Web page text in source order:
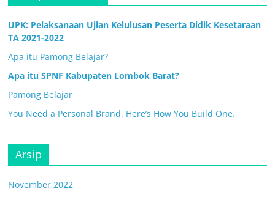
UPK: Pelaksanaan Ujian Kelulusan Peserta Didik Kesetaraan
TA 2021-2022
Apa itu Pamong Belajar?
Apa itu SPNF Kabupaten Lombok Barat?
Pamong Belajar
You Need a Personal Brand. Here’s How You Build One.
Arsip
November 2022